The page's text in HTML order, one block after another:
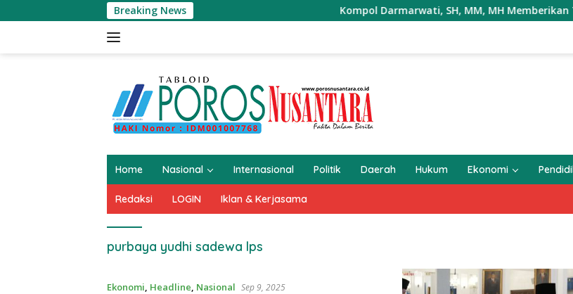
ke
Breaking News Kompol Darmarwati, SH, MM, MH Memberikan
Home Nasional Internasional Politik Daerah Hukum Ekonomi
Redaksi LOGIN Iklan & Kerjasama
purbaya yudhi sadewa lps
Ekonomi, Headline, Nasional Sep 9, 2025